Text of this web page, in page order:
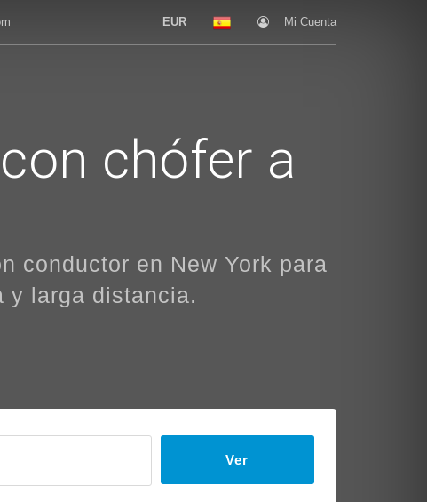
EUR Mi Cuenta
chófer a
conductor en New York para
y larga distancia.
Ver